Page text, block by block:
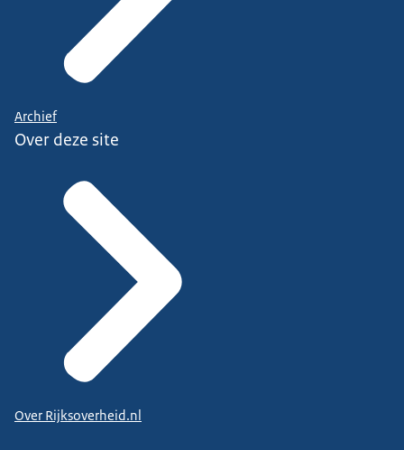
Archief
Over deze site
Over Rijksoverheid.nl